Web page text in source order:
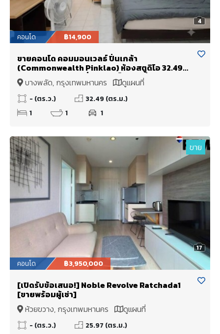
4
คอนโด ฿14,900
ขายคอนโด คอมมอนเวลธ์ ปิ่นเกล้า
(Commonwealth Pinklao) ห้องสตูดิโอ 32.49
ตร.ม. ติด MRT บางยี่ขัน ใกล้เซ็นทรัล ปิ่นเกล้า
ศิริราช บางพลัด จรัญสนิทวงศ์
บางพลัด, กรุงเทพมหานคร ดูแผนที่
- (ตร.ว.)
32.49 (ตร.ม.)
1
1 1
17
ขาย
คอนโด ฿3,950,000
[เปิดรับข้อเสนอ!] Noble Revolve Ratchada1
[ขายพร้อมผู้เช่า]
ห้วยขวาง, กรุงเทพมหานคร
ดูแผนที่
- (ตร.ว.) 25.97 (ตร.ม.)